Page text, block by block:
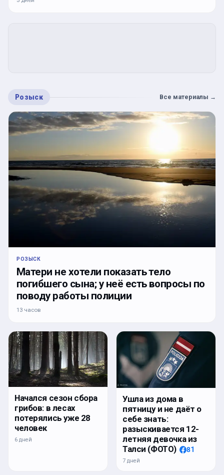
Розыск Все материалы →
РОЗЫСК
Матери не хотели показать тело
погибшего сына; у неё есть вопросы по
поводу работы полиции
13 часов
Начался сезон сбора
грибов: в лесах
потерялись уже 28
человек
6 дней
Ушла из дома в
пятницу и не даёт о
себе знать:
разыскивается 12-
летняя девочка из
Талси (ФОТО)
81
7 дней